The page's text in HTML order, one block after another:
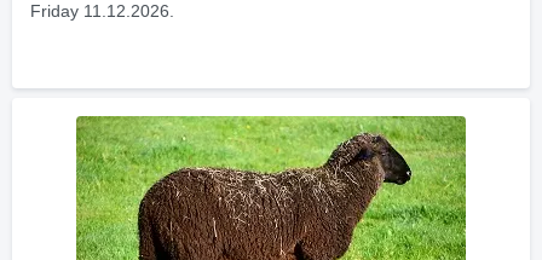
Friday 11.12.2026.